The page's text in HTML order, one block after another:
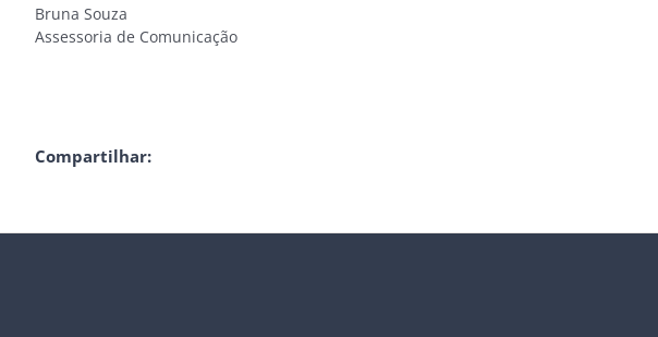
Bruna Souza
Assessoria de Comunicação
Compartilhar: